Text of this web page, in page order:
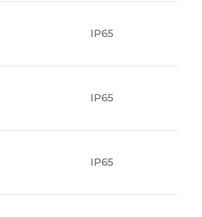
IP65
IP65
IP65